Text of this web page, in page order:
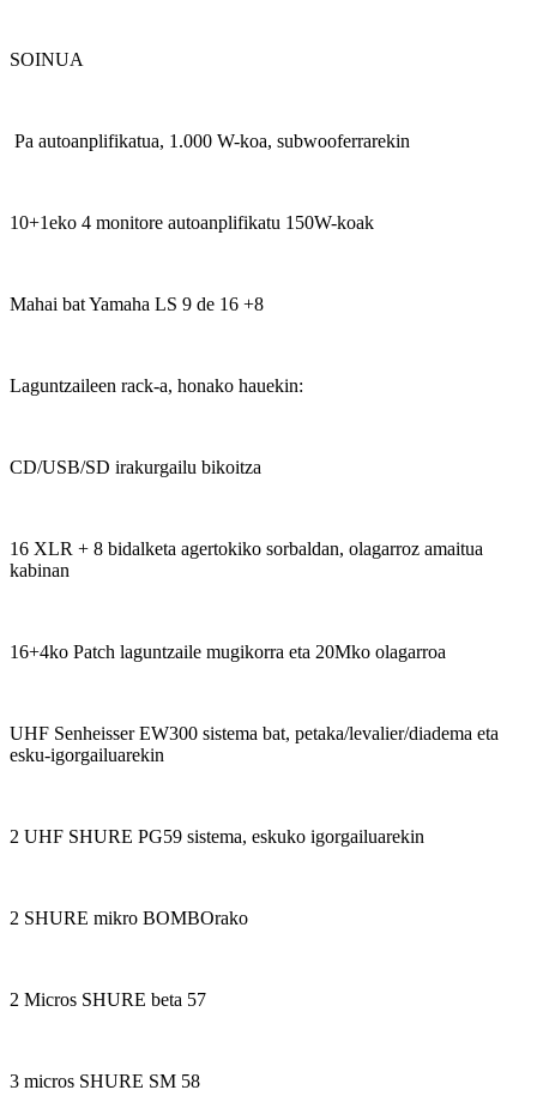
SOINUA
Pa autoanplifikatua, 1.000 W-koa, subwooferrarekin
10+1eko 4 monitore autoanplifikatu 150W-koak
Mahai bat Yamaha LS 9 de 16 +8
Laguntzaileen rack-a, honako hauekin:
CD/USB/SD irakurgailu bikoitza
16 XLR + 8 bidalketa agertokiko sorbaldan, olagarroz amaitua
kabinan
16+4ko Patch laguntzaile mugikorra eta 20Mko olagarroa
UHF Senheisser EW300 sistema bat, petaka/levalier/diadema eta
esku-igorgailuarekin
2 UHF SHURE PG59 sistema, eskuko igorgailuarekin
2 SHURE mikro BOMBOrako
2 Micros SHURE beta 57
3 micros SHURE SM 58